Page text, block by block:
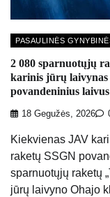
PASAULINĖS
2 080 sparnuotųjų
karinis jūrų laivynas
povandeninius laivus
18 Gegužės, 2026
Kiekvienas JAV
raketų SSGN
sparnuotųjų raketų
jūrų laivyno Ohajo